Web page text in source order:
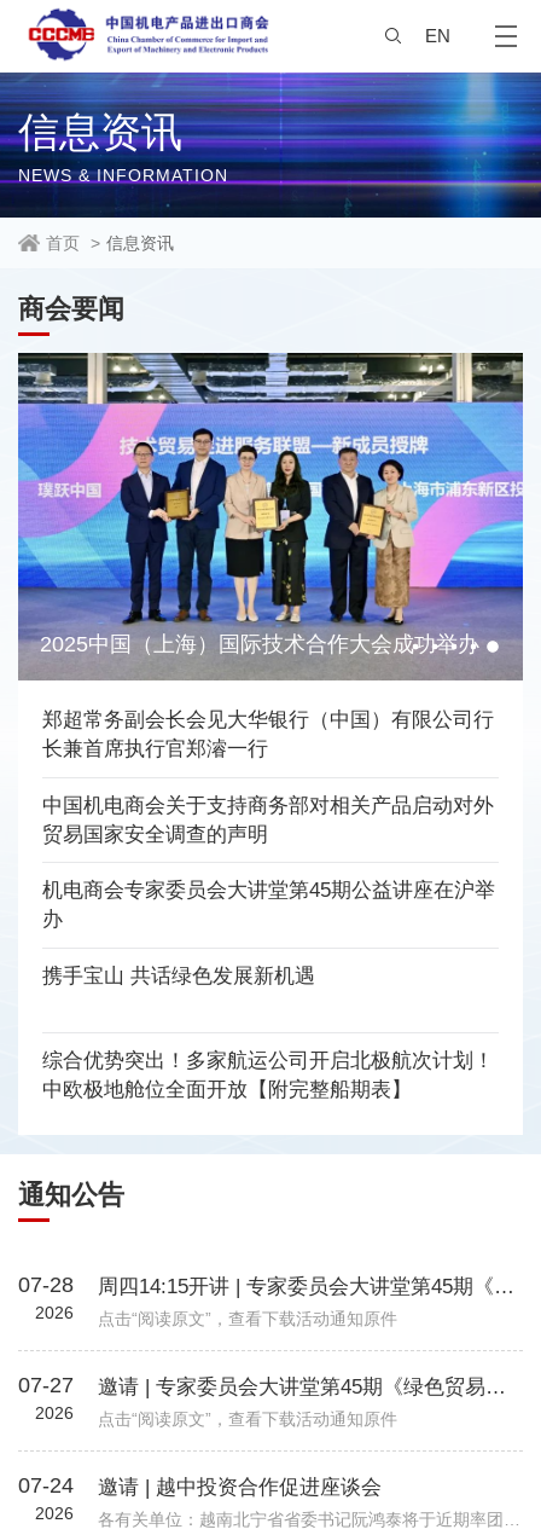
EN
信息资讯
NEWS & INFORMATION
首页 > 信息资讯
商会要闻
2025中国（上海）国际技术合作大会成功举办
郑超常务副会长会见大华银行（中国）有限公司行
长兼首席执行官郑濬一行
中国机电商会关于支持商务部对相关产品启动对外
贸易国家安全调查的声明
机电商会专家委员会大讲堂第45期公益讲座在沪举
办
携手宝山 共话绿色发展新机遇
综合优势突出！多家航运公司开启北极航次计划！
中欧极地舱位全面开放【附完整船期表】
通知公告
07-28
2026
周四14:15开讲 | 专家委员会大讲堂第45期《绿色贸易时代下的企业碳管理升级路径—从合规到竞争力》
点击“阅读原文”，查看下载活动通知原件
07-27
2026
邀请 | 专家委员会大讲堂第45期《绿色贸易时代下的企业碳管理升级路径—从合规到竞争力》
点击“阅读原文”，查看下载活动通知原件
07-24
2026
邀请 | 越中投资合作促进座谈会